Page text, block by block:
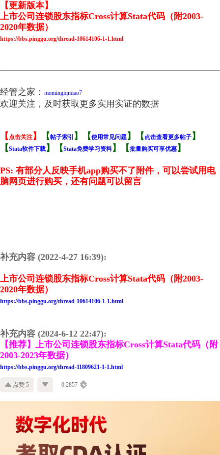
【更新版本】
上市公司连锁股东指标Cross计算Stata代码（附2003-
2020年数据）
https://bbs.pinggu.org/thread-10614106-1-1.html
经管之家： momingiqmiao7
欢迎关注，及时获取更多实用实证的数据
【 点击关注 】 【帖子索引 】 【使用常见问题 】 【 点击查看更多帖子 】
【Stata软件下载 】 【Stata免费学习资料 】【批量购买可享优惠 】
PS: 有部分人反映手机app购买不了附件，可以尝试用电
脑网页进行购买，还有问题可以留言
补充内容 (2022-4-27 16:39):
上市公司连锁股东指标Cross计算Stata代码（附2003-
2020年数据）
https://bbs.pinggu.org/thread-10614106-1-1.html
补充内容 (2024-6-12 22:47):
【推荐】上市公司连锁股东指标Cross计算Stata代码（附
2003-2023年数据）
https://bbs.pinggu.org/thread-11809621-1-1.html
点赞 5 0.2857